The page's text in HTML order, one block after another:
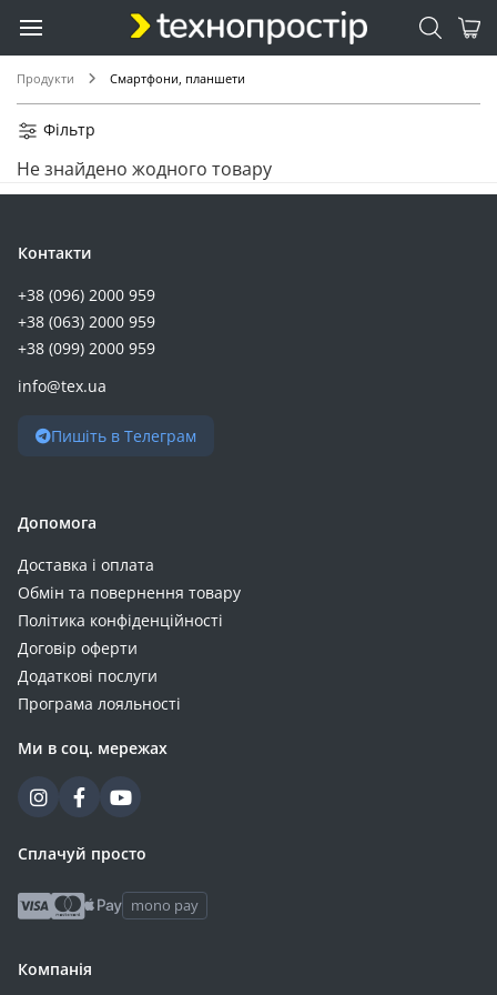
Продукти Смартфони, планшети
Фільтр
Не знайдено жодного товару
Контакти
+38 (096) 2000 959
+38 (063) 2000 959
+38 (099) 2000 959
info@tex.ua
Пишіть в Телеграм
Допомога
Доставка і оплата
Обмін та повернення товару
Політика конфіденційності
Договір оферти
Додаткові послуги
Програма лояльності
Ми в соц. мережах
Сплачуй просто
mono pay
Компанія